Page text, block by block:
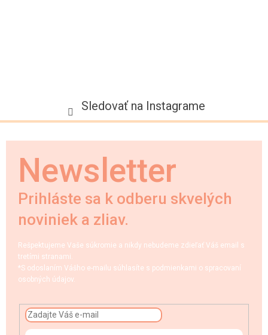
Sledovať na Instagrame
Newsletter
Prihláste sa k odberu skvelých
noviniek a zliav.
Rešpektujeme Vaše súkromie a nikdy nebudeme zdieľať Váš email s
tretími stranami.
*S odoslaním Vášho e-mailu súhlasíte s podmienkami o spracovaní
osobných údajov.